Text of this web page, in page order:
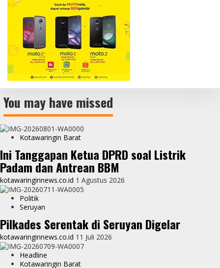
You may have missed
Kotawaringin Barat
Ini Tanggapan Ketua DPRD soal Listrik
Padam dan Antrean BBM
kotawaringinnews.co.id 1 Agustus 2026
Politik
Seruyan
Pilkades Serentak di Seruyan Digelar
kotawaringinnews.co.id 11 Juli 2026
Headline
Kotawaringin Barat